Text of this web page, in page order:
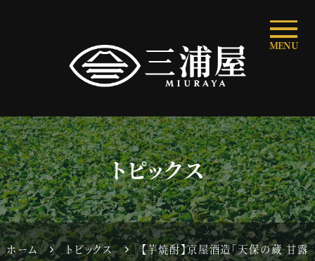
MENU
トピックス
ホーム トピックス
【芋焼酎】京屋酒造「天保の蔵 甘露